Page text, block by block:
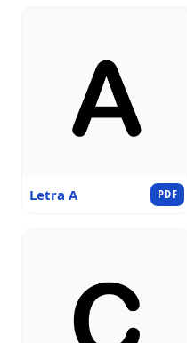
Letra A PDF